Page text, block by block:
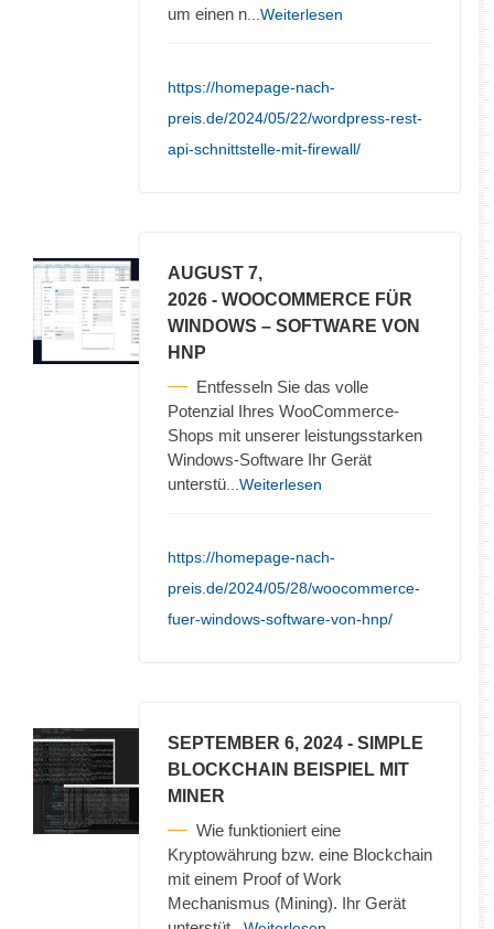
um einen n ...Weiterlesen
https://homepage-nach-
preis.de/2024/05/22/wordpress-rest-
api-schnittstelle-mit-firewall/
AUGUST 7,
2026 - WOOCOMMERCE FÜR
WINDOWS – SOFTWARE VON
HNP
Entfesseln Sie das volle
Potenzial Ihres WooCommerce-
Shops mit unserer leistungsstarken
Windows-Software Ihr Gerät
unterstü ...Weiterlesen
https://homepage-nach-
preis.de/2024/05/28/woocommerce-
fuer-windows-software-von-hnp/
SEPTEMBER 6, 2024 - SIMPLE
BLOCKCHAIN BEISPIEL MIT
MINER
Wie funktioniert eine
Kryptowährung bzw. eine Blockchain
mit einem Proof of Work
Mechanismus (Mining). Ihr Gerät